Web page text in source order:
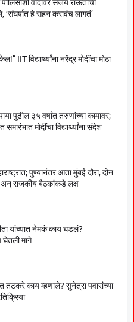
वादावर संजय राऊतांची
‘संघर्षात हे सहन करावंच लागतं’
IIT विद्यार्थ्यांना नरेंद्र मोदींचा मोठा
पुढील ३५ वर्षांत तरुणांच्या कामावर;
समारंभात मोदींचा विद्यार्थ्यांना संदेश
पुण्यानंतर आता मुंबई दौरा, दोन
अन् राजकीय बैठकांकडे लक्ष
यांच्यात नेमकं काय घडलं?
मागे
तटकरे काय म्हणाले? सुनेत्रा पवारांच्या